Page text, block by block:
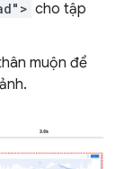
cho tập
muộn để